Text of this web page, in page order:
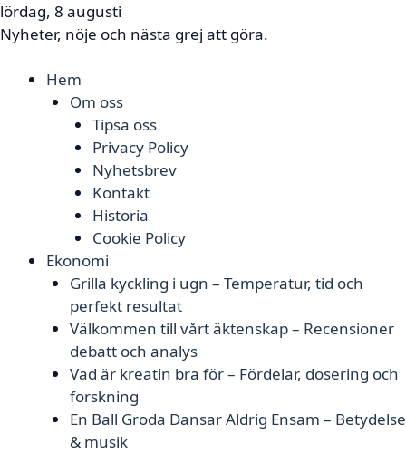
lördag, 8 augusti
Nyheter, nöje och nästa grej att göra.
Hem
Om oss
Tipsa oss
Privacy Policy
Nyhetsbrev
Kontakt
Historia
Cookie Policy
Ekonomi
Grilla kyckling i ugn – Temperatur, tid och
perfekt resultat
Välkommen till vårt äktenskap – Recensioner
debatt och analys
Vad är kreatin bra för – Fördelar, dosering och
forskning
En Ball Groda Dansar Aldrig Ensam – Betydelse
& musik